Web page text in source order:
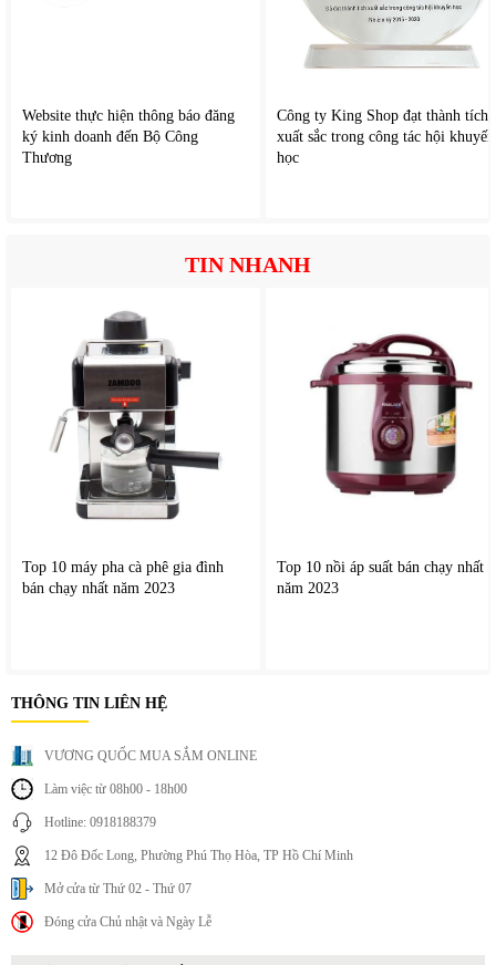
- Đối với bếp gas hồng ngoại thì nấu ăn nên tập trung chú ý vì bếp có độ
Website thực hiện thông báo đăng
ký kinh doanh đến Bộ Công
Thương
Công ty King Shop đạt thành tích
xuất sắc trong công tác hội khuyến
học
TIN NHANH
Top 10 máy pha cà phê gia đình
bán chạy nhất năm 2023
Top 10 nồi áp suất bán chạy nhất
năm 2023
THÔNG TIN LIÊN HỆ
VƯƠNG QUỐC MUA SẮM ONLINE
Làm việc từ 08h00 - 18h00
Hotline: 0918188379
12 Đô Đốc Long, Phường Phú Thọ Hòa, TP Hồ Chí Minh
Mở cửa từ Thứ 02 - Thứ 07
Đóng cửa Chủ nhật và Ngày Lễ